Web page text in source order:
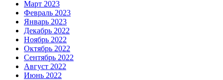
Март 2023
Февраль 2023
Январь 2023
Декабрь 2022
Ноябрь 2022
Октябрь 2022
Сентябрь 2022
Август 2022
Июнь 2022